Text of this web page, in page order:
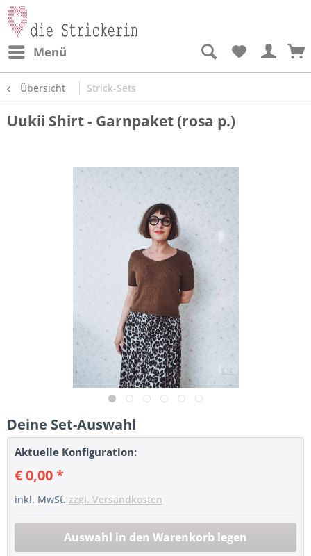
Menü
Übersicht Strick-Sets
Uukii Shirt - Garnpaket (rosa p.)
Deine Set-Auswahl
Aktuelle Konfiguration:
€ 0,00 *
inkl. MwSt. zzgl. Versandkosten